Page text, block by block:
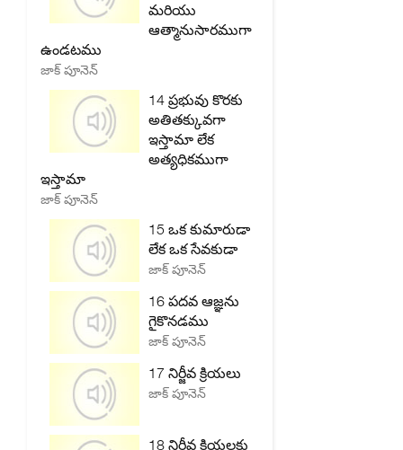
మరియు
ఆత్మానుసారముగా
ఉండటము
జాక్ పూనెన్
14 ప్రభువు కొరకు
అతితక్కువగా
ఇస్తామా లేక
అత్యధికముగా
ఇస్తామా
జాక్ పూనెన్
15 ఒక కుమారుడా
లేక ఒక సేవకుడా
జాక్ పూనెన్
16 పదవ ఆజ్ఞను
గైకొనడము
జాక్ పూనెన్
17 నిర్జీవ క్రియలు
జాక్ పూనెన్
18 నిర్జీవ క్రియలకు